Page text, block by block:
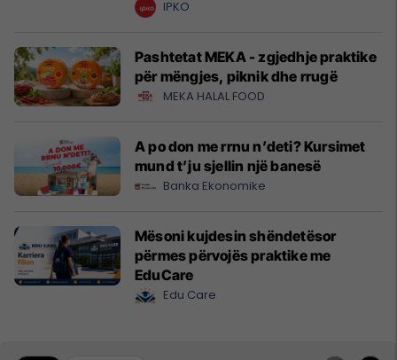
krijuesve
IPKO
Pashtetat MEKA - zgjedhje praktike
për mëngjes, piknik dhe rrugë
MEKA HALAL FOOD
A po don me rrnu n’deti? Kursimet
mund t’ju sjellin një banesë
Banka Ekonomike
Mësoni kujdesin shëndetësor
përmes përvojës praktike me
EduCare
Edu Care